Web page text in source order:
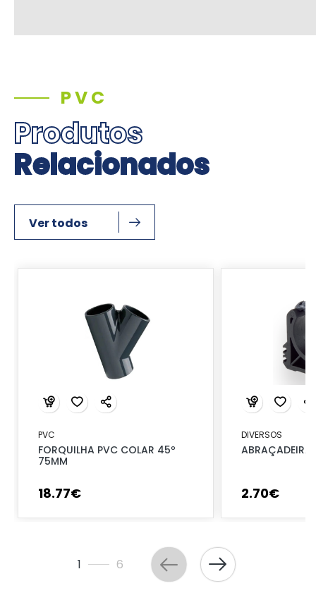
PVC
Produtos
Relacionados
Ver todos
PVC
FORQUILHA PVC COLAR 45º
75MM
18.77€
DIVERSOS
ABRAÇADEIRA
2.70€
1 6